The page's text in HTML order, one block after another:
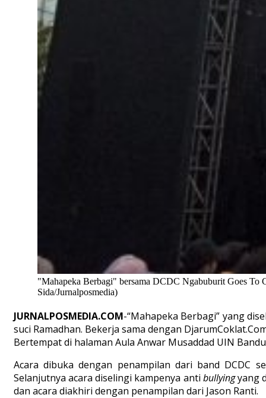
"Mahapeka Berbagi" bersama DCDC Ngabuburit Goes
Sida/Jurnalposmedia)
JURNALPOSMEDIA.COM-“Mahapeka Berbagi” yang
suci Ramadhan. Bekerja sama dengan
Bertempat di halaman Aula Anwar Musaddad UIN
Acara dibuka dengan penampilan dari band DCDC
Selanjutnya acara diselingi kampenya anti bullyingyang
dan acara diakhiri dengan penampilan dari Jason Ranti.